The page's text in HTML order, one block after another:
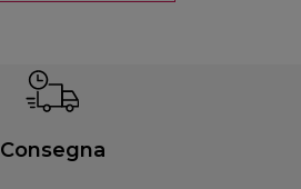
Consegna